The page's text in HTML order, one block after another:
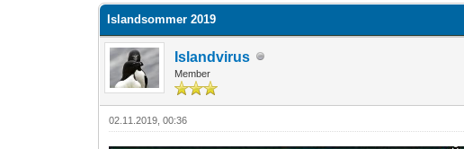
Islandsommer 2019
Islandvirus
Member
02.11.2019, 00:36